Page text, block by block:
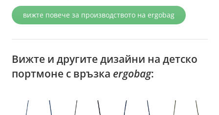
вижте повече за производството на ergobag
Вижте и другите дизайни на детско
портмоне с връзка ergobag: